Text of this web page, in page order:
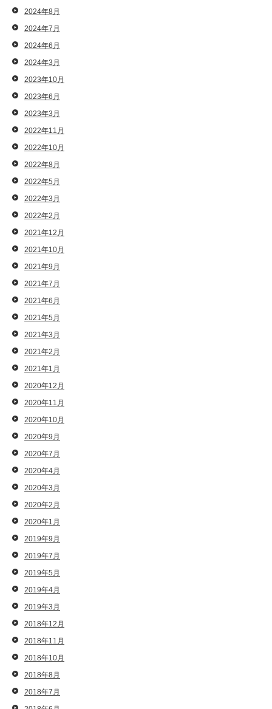
2024年8月
2024年7月
2024年6月
2024年3月
2023年10月
2023年6月
2023年3月
2022年11月
2022年10月
2022年8月
2022年5月
2022年3月
2022年2月
2021年12月
2021年10月
2021年9月
2021年7月
2021年6月
2021年5月
2021年3月
2021年2月
2021年1月
2020年12月
2020年11月
2020年10月
2020年9月
2020年7月
2020年4月
2020年3月
2020年2月
2020年1月
2019年9月
2019年7月
2019年5月
2019年4月
2019年3月
2018年12月
2018年11月
2018年10月
2018年8月
2018年7月